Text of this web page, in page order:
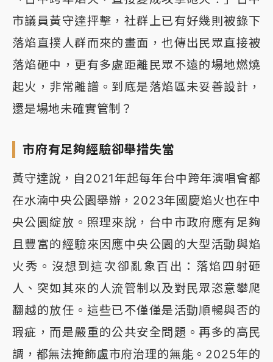
市議員黃守達抨擊，社群上已有好幾則被錄下
落焰直撲人群而來的畫面，也傳出民眾直接被
落焰砸中，更有多處距離民眾不遠的場地燃燒
起火，非常離譜。到底是落焰區未妥善設計，
還是場地未確實管制？
市府有足夠經驗卻舉措失當
黃守達說，自2021年起每年台中跨年演唱會都
在水湳中央公園舉辦，2023年國慶焰火也在中
央公園綻放。照理來說，台中市政府應有足夠
且豐富的經驗來因應中央公園的大型活動與焰
火秀。沒想到這次卻亂象百出：落焰四射砸
人、突如其來的人流管制以及對民眾恣意攀爬
翻越的放任。這些已不僅僅是活動順暢與否的
瑕疵，而是嚴重的公共安全問題。再多的高民
調，都無法掩飾盧市府治理的無能。2025年的